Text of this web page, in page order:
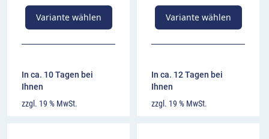
Variante wählen
In ca. 10 Tagen bei
Ihnen
zzgl. 19 % MwSt.
Variante wählen
In ca. 12 Tagen bei
Ihnen
zzgl. 19 % MwSt.